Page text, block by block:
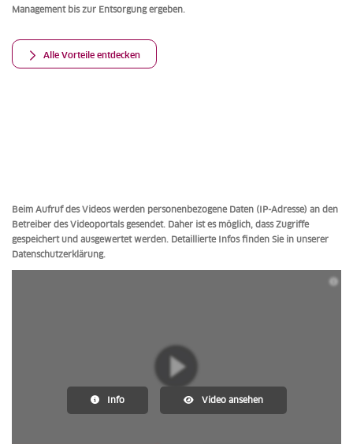
Management bis zur Entsorgung ergeben.
Alle Vorteile entdecken
Beim Aufruf des Videos werden personenbezogene Daten (IP-Adresse) an den
Betreiber des Videoportals gesendet. Daher ist es möglich, dass Zugriffe
gespeichert und ausgewertet werden. Detaillierte Infos finden Sie in unserer
Datenschutzerklärung.
Info Video ansehen